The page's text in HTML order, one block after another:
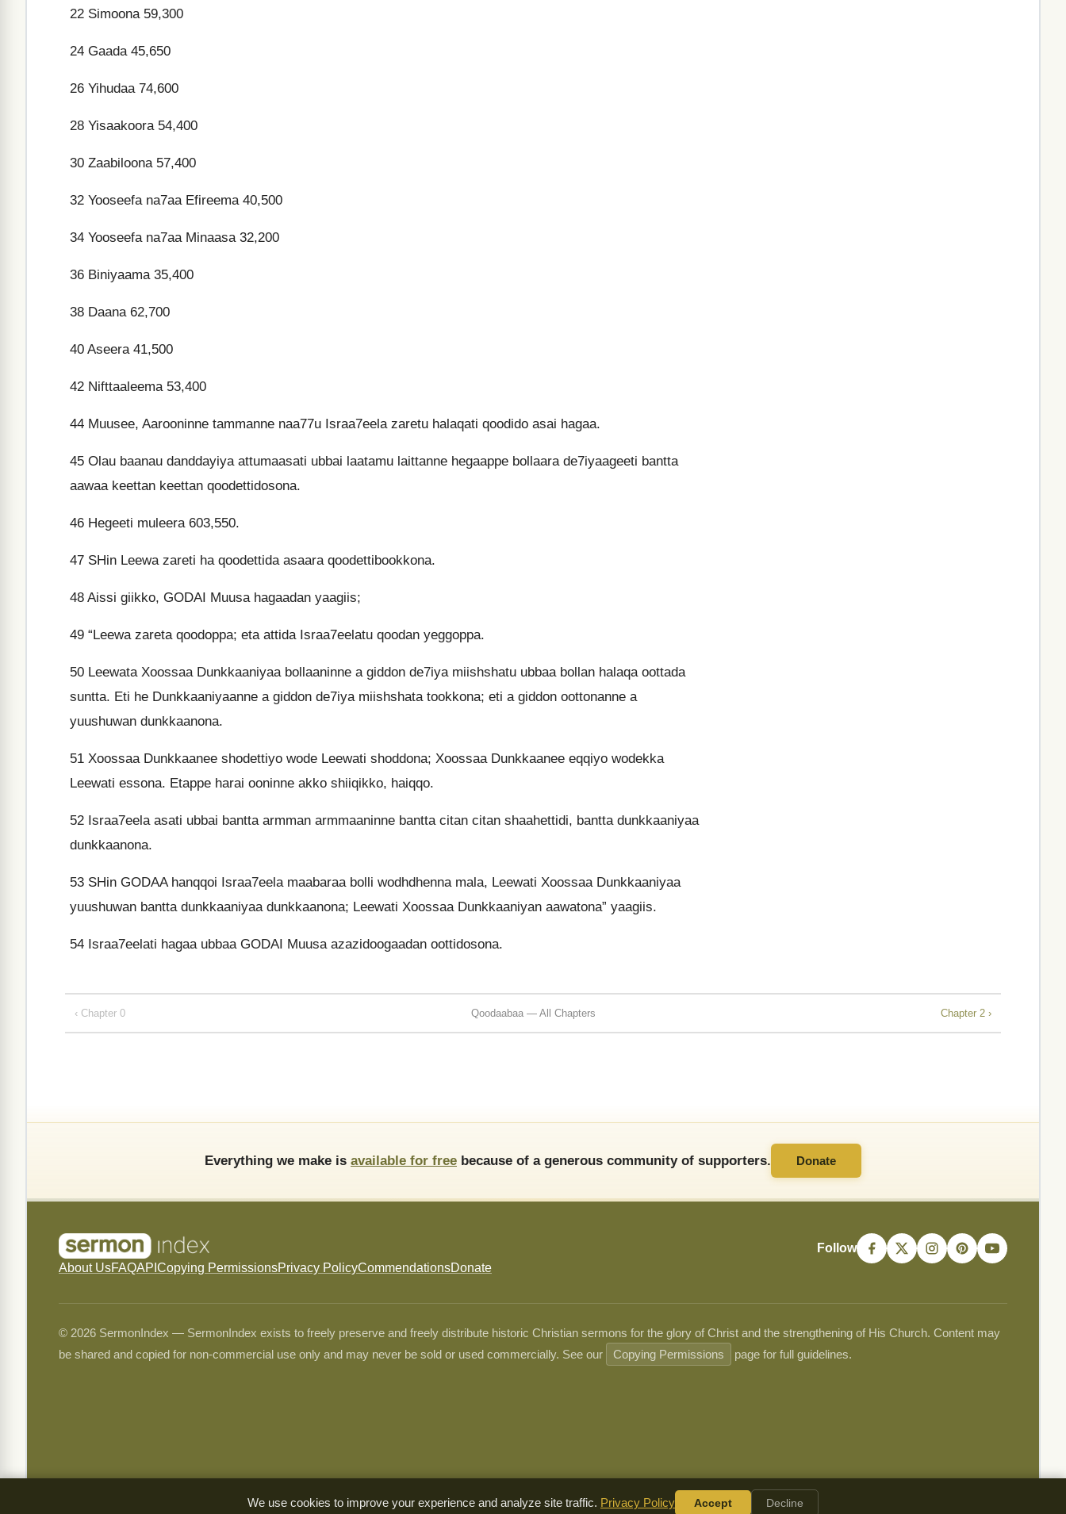
22 Simoona 59,300
24 Gaada 45,650
26 Yihudaa 74,600
28 Yisaakoora 54,400
30 Zaabiloona 57,400
32 Yooseefa na7aa Efireema 40,500
34 Yooseefa na7aa Minaasa 32,200
36 Biniyaama 35,400
38 Daana 62,700
40 Aseera 41,500
42 Nifttaaleema 53,400
44 Muusee, Aarooninne tammanne naa77u Israa7eela zaretu halaqati qoodido asai hagaa.
45 Olau baanau danddayiya attumaasati ubbai laatamu laittanne hegaappe bollaara de7iyaageeti bantta
aawaa keettan keettan qoodettidosona.
46 Hegeeti muleera 603,550.
47 SHin Leewa zareti ha qoodettida asaara qoodettibookkona.
48 Aissi giikko, GODAI Muusa hagaadan yaagiis;
49 “Leewa zareta qoodoppa; eta attida Israa7eelatu qoodan yeggoppa.
50 Leewata Xoossaa Dunkkaaniyaa bollaaninne a giddon de7iya miishshatu ubbaa bollan halaqa oottada
suntta. Eti he Dunkkaaniyaanne a giddon de7iya miishshata tookkona; eti a giddon oottonanne a
yuushuwan dunkkaanona.
51 Xoossaa Dunkkaanee shodettiyo wode Leewati shoddona; Xoossaa Dunkkaanee eqqiyo wodekka
Leewati essona. Etappe harai ooninne akko shiiqikko, haiqqo.
52 Israa7eela asati ubbai bantta armman armmaaninne bantta citan citan shaahettidi, bantta dunkkaaniyaa
dunkkaanona.
53 SHin GODAA hanqqoi Israa7eela maabaraa bolli wodhdhenna mala, Leewati Xoossaa Dunkkaaniyaa
yuushuwan bantta dunkkaaniyaa dunkkaanona; Leewati Xoossaa Dunkkaaniyan aawatona” yaagiis.
54 Israa7eelati hagaa ubbaa GODAI Muusa azazidoogaadan oottidosona.
‹ Chapter 0 Qoodaabaa — All Chapters Chapter 2 ›
Everything we make is available for free because of a generous community of supporters. Donate
About UsFAQAPI Copying PermissionsPrivacy PolicyCommendationsDonate
Follow
© 2026 SermonIndex — SermonIndex exists to freely preserve and freely distribute historic Christian sermons for the glory of Christ and the strengthening of His Church. Content may
be shared and copied for non-commercial use only and may never be sold or used commercially. See our
Copying Permissions page for full guidelines.
We use cookies to improve your experience and analyze site traffic. Privacy Policy Accept Decline